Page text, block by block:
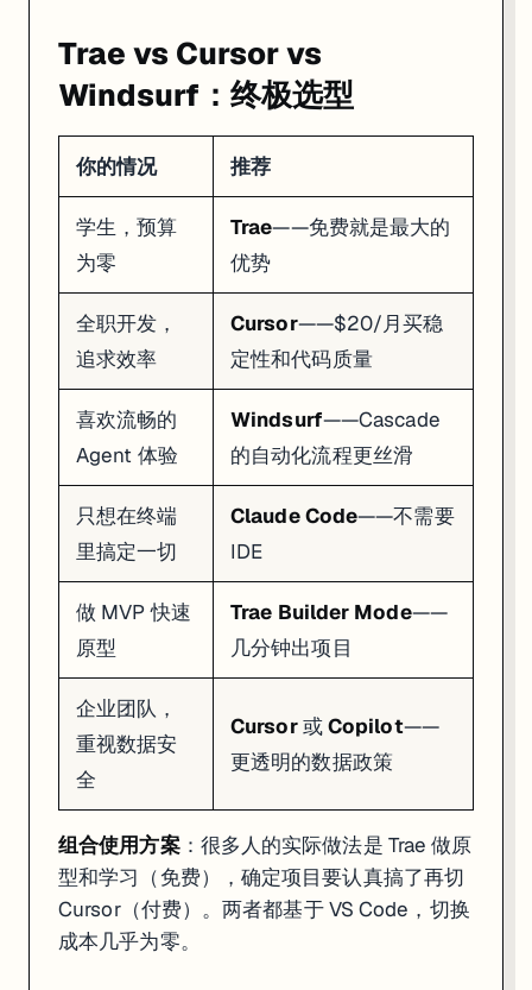
Trae vs Cursor vs
Windsurf：终极选型
你的情况 推荐
学生，预算
为零
Trae——免费就是最大的
优势
全职开发，
追求效率
Cursor——$20/月买稳
定性和代码质量
喜欢流畅的
Agent 体验
Windsurf——Cascade
的自动化流程更丝滑
只想在终端
里搞定一切
Claude Code——不需要
IDE
做 MVP 快速
原型
Trae Builder Mode——
几分钟出项目
企业团队，
重视数据安
全
Cursor或Copilot——
更透明的数据政策
组合使用方案：很多人的实际做法是 Trae 做原
型和学习（免费），确定项目要认真搞了再切
Cursor（付费）。两者都基于 VS Code，切换
成本几乎为零。